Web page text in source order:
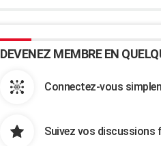
DEVENEZ MEMBRE EN
Connectez-vous
Suivez vos discussions